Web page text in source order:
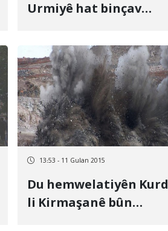
Urmiyê hat binçav
13:53 - 11 Gulan 2015
Du hemwelatiyên Kurd
li Kirmaşanê bûn